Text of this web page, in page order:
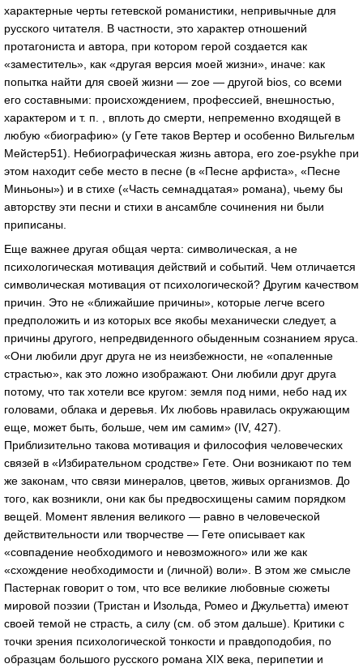
характерные черты гетевской романистики, непривычные для
русского читателя. В частности, это характер отношений
протагониста и автора, при котором герой создается как
«заместитель», как «другая версия моей жизни», иначе: как
попытка найти для своей жизни — zoe — другой bios, со всеми
его составными: происхождением, профессией, внешностью,
характером и т. п. , вплоть до смерти, непременно входящей в
любую «биографию» (у Гете таков Вертер и особенно Вильгельм
Мейстер51). Небиографическая жизнь автора, его zoe-psykhe при
этом находит себе место в песне (в «Песне арфиста», «Песне
Миньоны») и в стихе («Часть семнадцатая» романа), чьему бы
авторству эти песни и стихи в ансамбле сочинения ни были
приписаны.
Еще важнее другая общая черта: символическая, а не
психологическая мотивация действий и событий. Чем отличается
символическая мотивация от психологической? Другим качеством
причин. Это не «ближайшие причины», которые легче всего
предположить и из которых все якобы механически следует, а
причины другого, непредвиденного обыденным сознанием яруса.
«Они любили друг друга не из неизбежности, не «опаленные
страстью», как это ложно изображают. Они любили друг друга
потому, что так хотели все кругом: земля под ними, небо над их
головами, облака и деревья. Их любовь нравилась окружающим
еще, может быть, больше, чем им самим» (IV, 427).
Приблизительно такова мотивация и философия человеческих
связей в «Избирательном сродстве» Гете. Они возникают по тем
же законам, что связи минералов, цветов, живых организмов. До
того, как возникли, они как бы предвосхищены самим порядком
вещей. Момент явления великого — равно в человеческой
действительности или творчестве — Гете описывает как
«совпадение необходимого и невозможного» или же как
«схождение необходимости и (личной) воли». В этом же смысле
Пастернак говорит о том, что все великие любовные сюжеты
мировой поэзии (Тристан и Изольда, Ромео и Джульетта) имеют
своей темой не страсть, а силу (см. об этом дальше). Критики с
точки зрения психологической тонкости и правдоподобия, по
образцам большого русского романа XIX века, перипетии и